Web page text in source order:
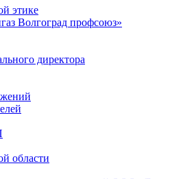
этике
Волгоград профсоюз»
директора
области